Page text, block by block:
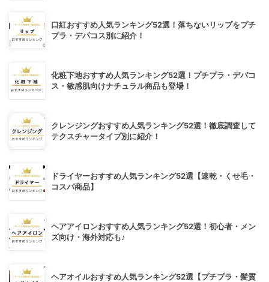
口紅おすすめ人気ランキング52選！落ちないリップをプチ
プラ・デパコス別に紹介！
化粧下地おすすめ人気ランキング52選！プチプラ・デパコ
ス・敏感肌向けナチュラル商品も登場！
クレンジングおすすめ人気ランキング52選！徹底調査して
テクスチャータイプ別に紹介！
ドライヤーおすすめ人気ランキング52選【速乾・くせ毛・
コスパ商品】
ヘアアイロンおすすめ人気ランキング52選！初心者・メン
ズ向け・海外対応も♪
ヘアオイルおすすめ人気ランキング52選【プチプラ・髪質